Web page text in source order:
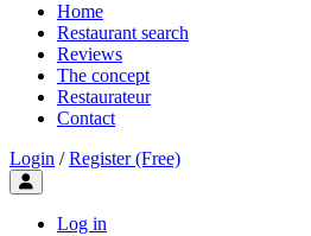
Home
Restaurant search
Reviews
The concept
Restaurateur
Contact
Login / Register (Free)
Toggle user menu
Log in